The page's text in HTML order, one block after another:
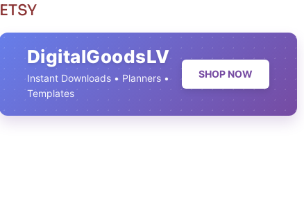
ETSY
DigitalGoodsLV
Instant Downloads • Planners •
Templates
SHOP NOW